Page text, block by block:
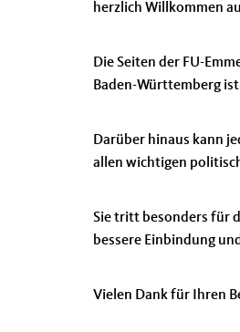
herzlich Willkommen
Die Seiten der FU-
Baden-Württemberg
Darüber hinaus kann
allen wichtigen
Sie tritt besonders für
bessere Einbindung
Vielen Dank für Ihren